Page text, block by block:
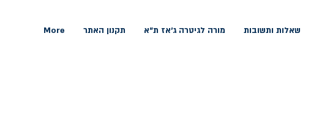
שאלות ותשובות מורה לגיטרה ג'אז ת"א תקנון האתר More